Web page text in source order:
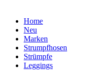
Home
Neu
Marken
Strumpfhosen
Strümpfe
Leggings